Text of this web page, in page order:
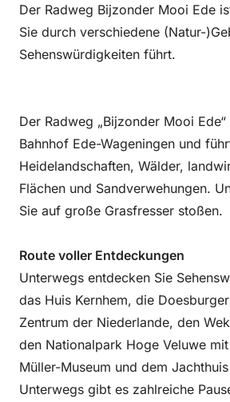
Der Radweg Bijzonder Mooi Ede
Sie durch verschiedene (Natur-
Sehenswürdigkeiten führt.
Der Radweg „Bijzonder Mooi
Bahnhof Ede-Wageningen und
Heidelandschaften, Wälder,
Flächen und Sandverwehungen.
Sie auf große Grasfresser stoßen.
Route voller Entdeckungen
Unterwegs entdecken Sie
das Huis Kernhem, die
Zentrum der Niederlande, den
den Nationalpark Hoge Veluwe
Müller-Museum und dem
Unterwegs gibt es zahlreiche